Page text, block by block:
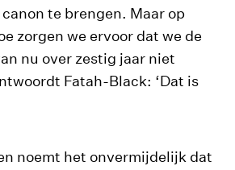
te brengen. Maar op
zorgen we ervoor dat we de
nu over zestig jaar niet
Fatah-Black: ‘Dat is
noemt het onvermijdelijk dat